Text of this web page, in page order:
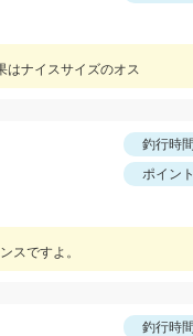
はナイスサイズのオス
釣行時間
ポイント
スですよ。
釣行時間